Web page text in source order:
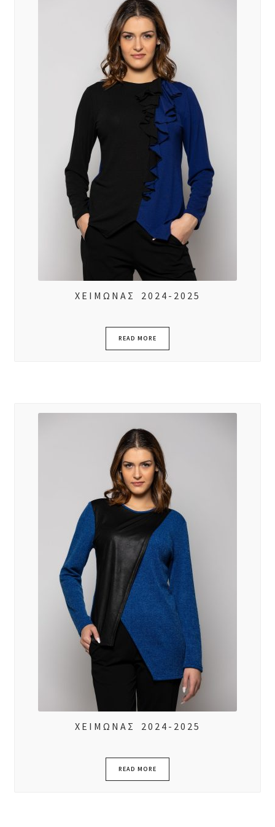
ΧΕΙΜΩΝΑΣ 2024-2025
READ MORE
ΧΕΙΜΩΝΑΣ 2024-2025
READ MORE